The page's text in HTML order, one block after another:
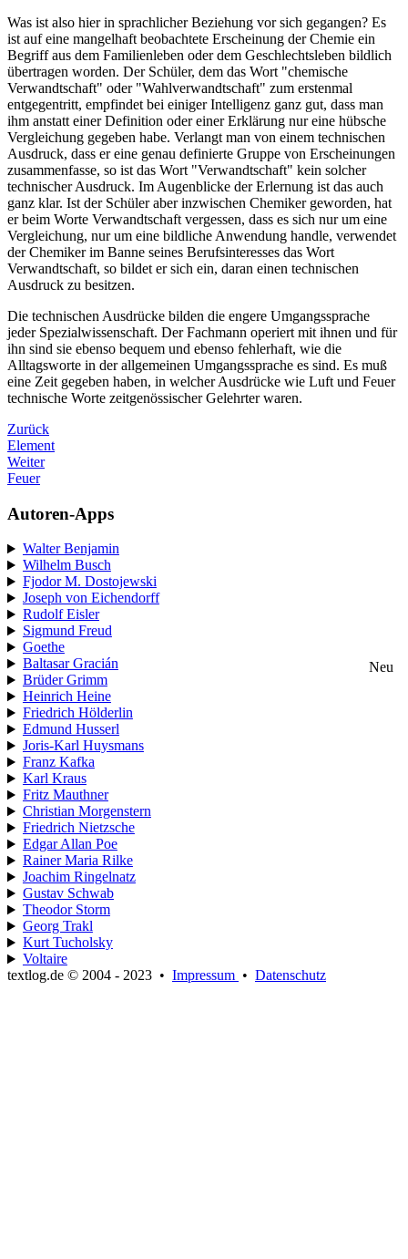
Was ist also hier in sprachlicher Beziehung vor sich gegangen? Es
ist auf eine mangelhaft beobachtete Erscheinung der Chemie ein
Begriff aus dem Familienleben oder dem Geschlechtsleben bildlich
übertragen worden. Der Schüler, dem das Wort "chemische
Verwandtschaft" oder "Wahlverwandtschaft" zum erstenmal
entgegentritt, empfindet bei einiger Intelligenz ganz gut, dass man
ihm anstatt einer Definition oder einer Erklärung nur eine hübsche
Vergleichung gegeben habe. Verlangt man von einem technischen
Ausdruck, dass er eine genau definierte Gruppe von Erscheinungen
zusammenfasse, so ist das Wort "Verwandtschaft" kein solcher
technischer Ausdruck. Im Augenblicke der Erlernung ist das auch
ganz klar. Ist der Schüler aber inzwischen Chemiker geworden, hat
er beim Worte Verwandtschaft vergessen, dass es sich nur um eine
Vergleichung, nur um eine bildliche Anwendung handle, verwendet
der Chemiker im Banne seines Berufsinteresses das Wort
Verwandtschaft, so bildet er sich ein, daran einen technischen
Ausdruck zu besitzen.
Die technischen Ausdrücke bilden die engere Umgangssprache
jeder Spezialwissenschaft. Der Fachmann operiert mit ihnen und für
ihn sind sie ebenso bequem und ebenso fehlerhaft, wie die
Alltagsworte in der allgemeinen Umgangssprache es sind. Es muß
eine Zeit gegeben haben, in welcher Ausdrücke wie Luft und Feuer
technische Worte zeitgenössischer Gelehrter waren.
Zurück
Element
Weiter
Feuer
Autoren-Apps
Walter Benjamin
Wilhelm Busch
Fjodor M. Dostojewski
Joseph von Eichendorff
Rudolf Eisler
Sigmund Freud
Goethe
Baltasar Gracián
Neu
Brüder Grimm
Heinrich Heine
Friedrich Hölderlin
Edmund Husserl
Joris-Karl Huysmans
Franz Kafka
Karl Kraus
Fritz Mauthner
Christian Morgenstern
Friedrich Nietzsche
Edgar Allan Poe
Rainer Maria Rilke
Joachim Ringelnatz
Gustav Schwab
Theodor Storm
Georg Trakl
Kurt Tucholsky
Voltaire
textlog.de © 2004 - 2023 • Impressum • Datenschutz